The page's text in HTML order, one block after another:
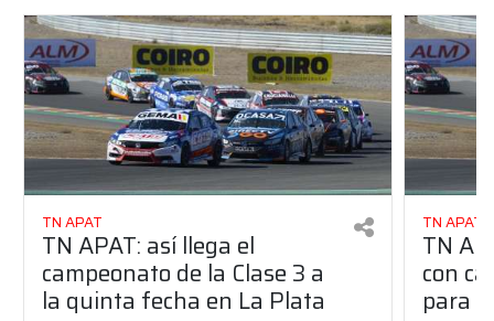
TN APAT
TN APAT: así llega el
campeonato de la Clase 3 a
la quinta fecha en La Plata
TN APAT
TN
con
para